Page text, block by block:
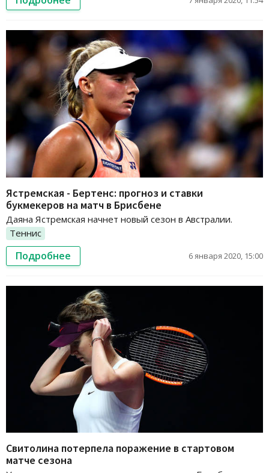
Ястремская - Бертенс: прогноз и ставки
букмекеров на матч в Брисбене
Даяна Ястремская начнет новый сезон в Австралии.
Теннис
Подробнее 6 января 2020, 15:00
Свитолина потерпела поражение в стартовом
матче сезона